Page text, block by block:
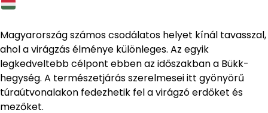
Magyarország számos csodálatos helyet kínál tavasszal,
ahol a virágzás élménye különleges. Az egyik
legkedveltebb célpont ebben az időszakban a Bükk-
hegység. A természetjárás szerelmesei itt gyönyörű
túraútvonalakon fedezhetik fel a virágzó erdőket és
mezőket.